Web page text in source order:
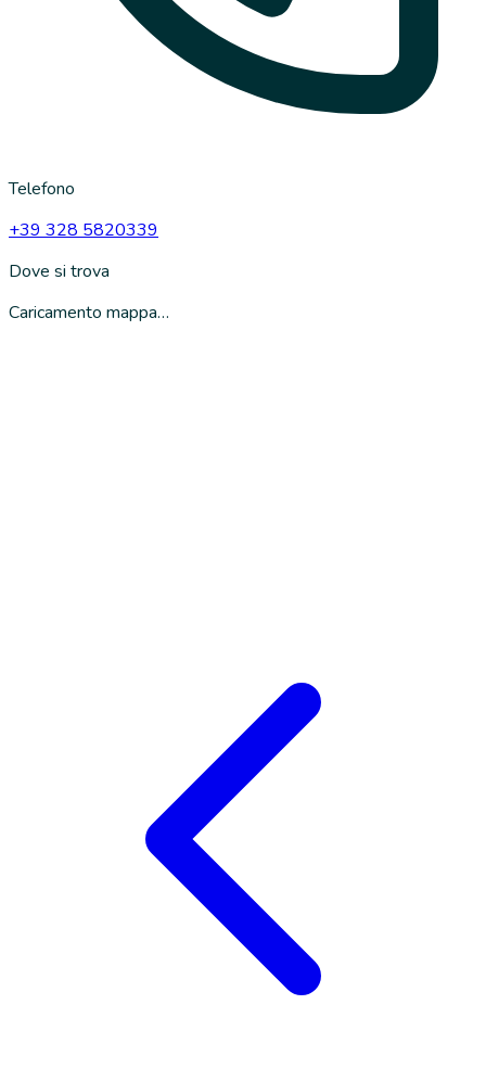
Telefono
+39 328 5820339
Dove si trova
Caricamento mappa…